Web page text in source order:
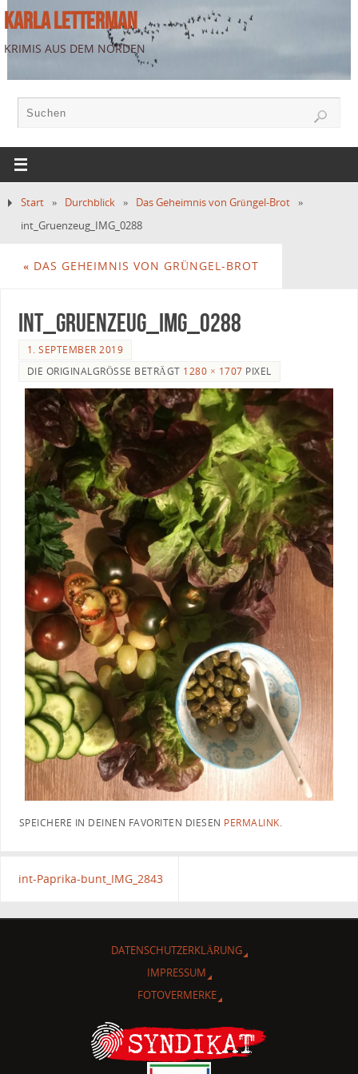
KARLA LETTERMAN
KRIMIS AUS DEM NORDEN
Start » Durchblick » Das Geheimnis von Grüngel-Brot »
int_Gruenzeug_IMG_0288
« DAS GEHEIMNIS VON GRÜNGEL-BROT
int_Gruenzeug_IMG_0288
1. SEPTEMBER 2019
DIE ORIGINALGRÖSSE BETRÄGT 1280 × 1707 PIXEL
SPEICHERE IN DEINEN FAVORITEN DIESEN PERMALINK.
int-Paprika-bunt_IMG_2843
DATENSCHUTZERKLÄRUNG
IMPRESSUM
FOTOVERMERKE